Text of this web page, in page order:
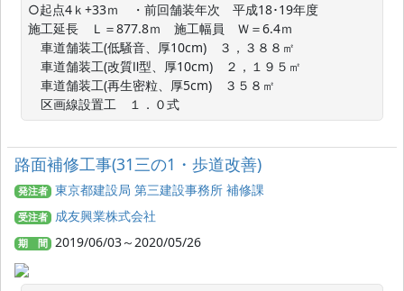
○起点4ｋ+33ｍ　・前回舗装年次　平成18･19年度
施工延長　Ｌ＝877.8ｍ　施工幅員　Ｗ＝6.4ｍ
車道舗装工(低騒音、厚10cm)　３，３８８㎡
車道舗装工(改質Ⅱ型、厚10cm)　２，１９５㎡
車道舗装工(再生密粒、厚5cm)　３５８㎡
区画線設置工　１．０式
路面補修工事(31三の1・歩道改善)
発注者 東京都建設局 第三建設事務所 補修課
受注者 成友興業株式会社
期 間 2019/06/03～2020/05/26